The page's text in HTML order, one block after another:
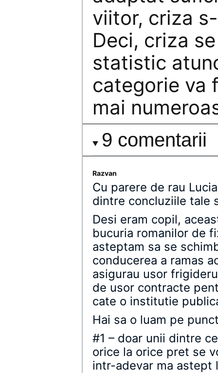
viitor, criza
Deci, criza
statistic
categorie va
mai
9 comentarii
Razvan
Cu parere de rau
dintre concluziile tale
Desi eram copil,
bucuria romanilor de
asteptam sa se
conducerea a ramas
asigurau usor
de usor contracte
cate o institutie
Hai sa o luam pe
#1 – doar unii dintre
orice la orice pret se
intr-adevar ma astept